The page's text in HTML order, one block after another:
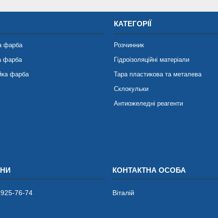
фарба
фарба
фарба
КАТЕГОРІЇ
Розчинник
Гідроізоляційні матеріали
Тара пластикова та металева
Склокульки
Антиожеледні реагенти
76-74 Віталій